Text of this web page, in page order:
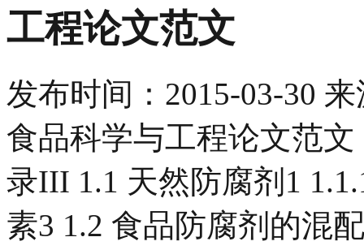
工程论文范文
发布时间： 2015-03-30 来
食品科学与工程论文范
录III 1.1 天然防腐剂1
素3 1.2 食品防腐剂的混